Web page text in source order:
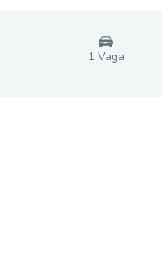
1 Vaga